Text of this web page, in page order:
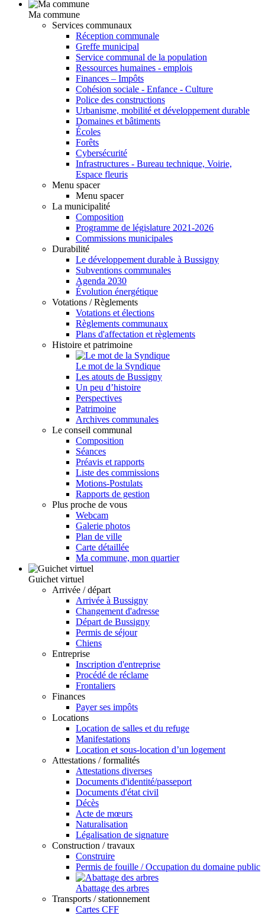
Ma commune
Services communaux
Réception communale
Greffe municipal
Service communal de la population
Ressources humaines - emplois
Finances – Impôts
Cohésion sociale - Enfance - Culture
Police des constructions
Urbanisme, mobilité et développement durable
Domaines et bâtiments
Écoles
Forêts
Cybersécurité
Infrastructures - Bureau technique, Voirie,
Espace fleuris
Menu spacer
Menu spacer
La municipalité
Composition
Programme de législature 2021-2026
Commissions municipales
Durabilité
Le développement durable à Bussigny
Subventions communales
Agenda 2030
Évolution énergétique
Votations / Règlements
Votations et élections
Règlements communaux
Plans d'affectation et règlements
Histoire et patrimoine
Le mot de la Syndique
Les atouts de Bussigny
Un peu d’histoire
Perspectives
Patrimoine
Archives communales
Le conseil communal
Composition
Séances
Préavis et rapports
Liste des commissions
Motions-Postulats
Rapports de gestion
Plus proche de vous
Webcam
Galerie photos
Plan de ville
Carte détaillée
Ma commune, mon quartier
Guichet virtuel
Arrivée / départ
Arrivée à Bussigny
Changement d'adresse
Départ de Bussigny
Permis de séjour
Chiens
Entreprise
Inscription d'entreprise
Procédé de réclame
Frontaliers
Finances
Payer ses impôts
Locations
Location de salles et du refuge
Manifestations
Location et sous-location d’un logement
Attestations / formalités
Attestations diverses
Documents d'identité/passeport
Documents d'état civil
Décès
Acte de mœurs
Naturalisation
Légalisation de signature
Construction / travaux
Construire
Permis de fouille / Occupation du domaine public
Abattage des arbres
Transports / stationnement
Cartes CFF